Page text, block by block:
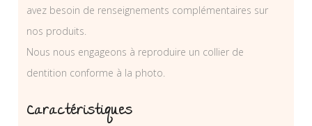
avez besoin de renseignements complémentaires sur
nos produits.
Nous nous engageons à reproduire un collier de
dentition conforme à la photo.
Caractéristiques